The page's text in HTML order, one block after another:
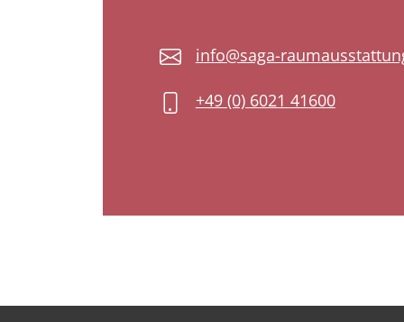
info@saga-
+49 (0) 6021 41600